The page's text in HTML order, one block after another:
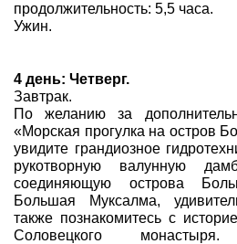
продолжительность: 5,5 часа.
Ужин.
4 день: Четверг.
Завтрак.
По желанию за
«Морская прогулка на остров
увидите грандиозное
рукотворную валунную
соединяющую острова
Большая Муксалма,
также познакомитесь с
Соловецкого